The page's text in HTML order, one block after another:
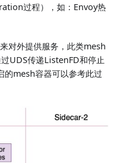
过程），如：Envoy热
对外提供服务，此类mesh
UDS传递ListenFD和停止
的mesh容器可以参考此过